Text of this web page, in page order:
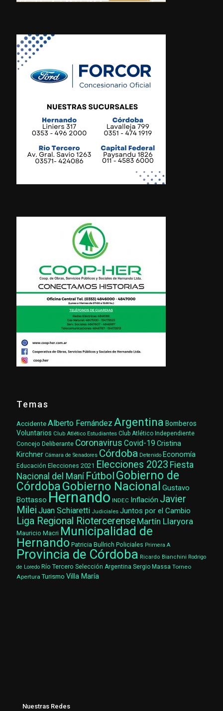
Temas
AccidenteAlberto Fernández Argentina Bomberos
Voluntarios Club Atlético Estudiantes Club Atlético Independiente
Concejo Deliberante Coronavirus Covid-19 Cristina
Kirchner Cámara de Senadores Córdoba Detenido Economía
Educación Elecciones 2021 Elecciones 2023 Fiesta
Nacional del Maní Fútbol Gobierno de
CórdobaGobierno Nacional Gustavo
Bottasso Hernando INDEC Inflación Javier
Milei Juan Schiaretti Judiciales Juntos por el Cambio
Liga Regional Riotercerense Martín Llaryora
Mauricio Macri Municipalidad de
Hernando Patricia Bullrich Policiales Primera A
Provincia de Córdoba Ricardo Bianchini Rodrigo
de Loredo Río Tercero Selección Argentina Sergio Massa Torneo
Apertura Turismo Villa María
Nuestras Redes